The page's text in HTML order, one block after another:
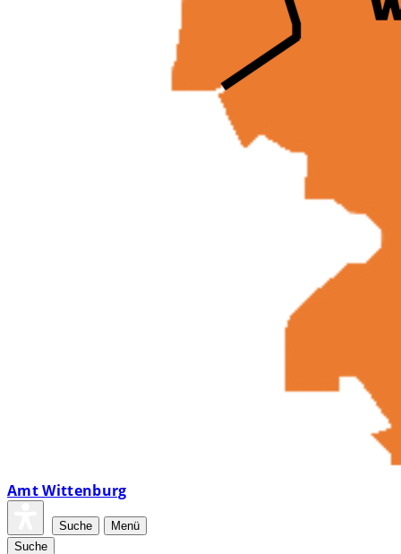
Amt Wittenburg
Suche
Menü
Suche